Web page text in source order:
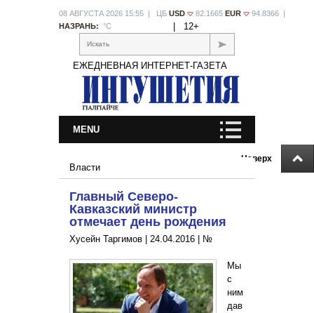
Наверх
08 АВГУСТА 2026 15:55 | ЦБ USD 82.1665 EUR
94.8366 |
НАЗРАНЬ: °С 12+
Искать
ЕЖЕДНЕВНАЯ ИНТЕРНЕТ-ГАЗЕТА
MENU
Власти
Главный Северо-
Кавказский министр
отмечает день рождения
Хусейн Таргимов | 24.04.2016 №
Мы
с
ним
дав